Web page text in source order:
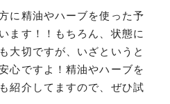
に精油やハーブを使った予
ます！！もちろん、状態に
大切ですが、いざというと
心ですよ！精油やハーブを
紹介してますので、ぜひ試